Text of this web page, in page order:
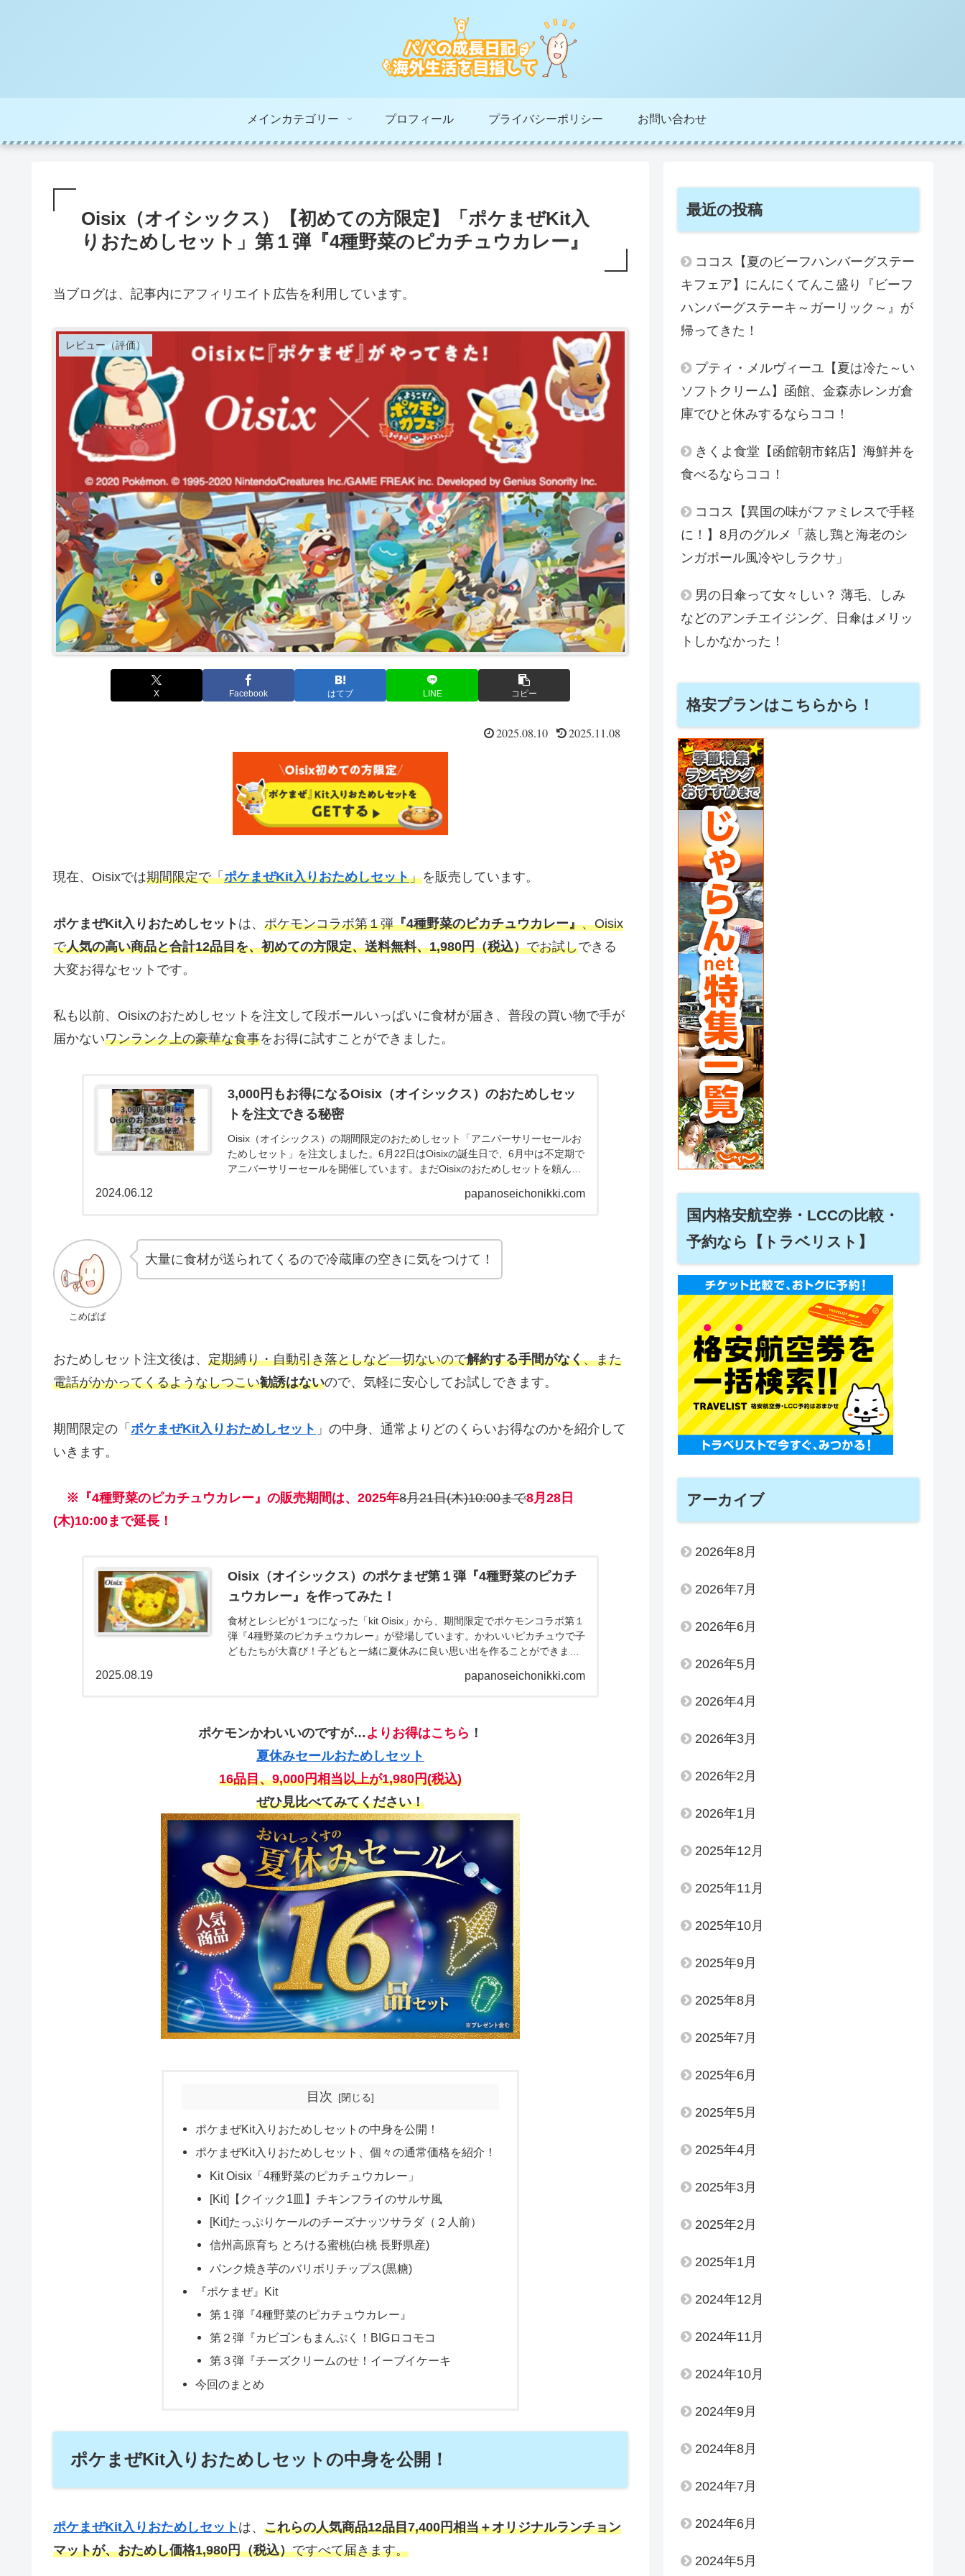
メインカテゴリー プロフィール プライバシーポリシー お問い合わせ
Oisix（オイシックス）【初めての方限定】「ポケまぜKit入
りおためしセット」第１弾『4種野菜のピカチュウカレー』
当ブログは、記事内にアフィリエイト広告を利用しています。
レビュー（評価）
X Facebook はてブ LINE コピー
2025.08.10 2025.11.08
現在、Oisixでは期間限定で「ポケまぜKit入りおためしセット」を販売しています。
ポケまぜKit入りおためしセット は、 ポケモンコラボ第１弾『4種野菜のピカチュウカレー』、Oisix
で人気の高い商品と合計12品目を、初めての方限定、送料無料、1,980円（税込）でお試しできる
大変お得なセットです。
私も以前、Oisixのおためしセットを注文して段ボールいっぱいに食材が届き、普段の買い物で手が
届かないワンランク上の豪華な食事をお得に試すことができました。
3,000円もお得になるOisix（オイシックス）のおためしセッ
トを注文できる秘密
Oisix（オイシックス）の期間限定のおためしセット「アニバーサリーセールお
ためしセット」を注文しました。6月22日はOisixの誕生日で、6月中は不定期で
アニバーサリーセールを開催しています。まだOisixのおためしセットを頼んだ
のでおすすめです。Oisixで期間限定の「アニバーサリーセールおためしセッ
papanoseichonikki.com
2024.06.12
こめぱぱ
大量に食材が送られてくるので冷蔵庫の空きに気をつけて！
おためしセット注文後は、 定期縛り・自動引き落としなど一切ないので解約する手間がなく、また
電話がかかってくるようなしつこい勧誘はないので、気軽に安心してお試しできます。
期間限定の「 ポケまぜKit入りおためしセット 」の中身、通常よりどのくらいお得なのかを紹介して
いきます。
※『4種野菜のピカチュウカレー』の販売期間は、 2025年8月21日(木)10:00まで8月28日
(木)10:00まで延長！
Oisix（オイシックス）のポケまぜ第１弾『4種野菜のピカチ
ュウカレー』を作ってみた！
食材とレシピが１つになった「kit Oisix」から、期間限定でポケモンコラボ第１
弾『4種野菜のピカチュウカレー』が登場しています。かわいいピカチュウで子
どもたちが大喜び！子どもと一緒に夏休みに良い思い出を作ることができまし
もお腹も大満足させることができたので紹介していきます。※『4種野菜のピカ
らから↓
papanoseichonikki.com
2025.08.19
ポケモンかわいいのですが… よりお得はこちら ！
夏休みセールおためしセット
16品目、9,000円相当以上が1,980円(税込)
ぜひ見比べてみてください！
目次
ポケまぜKit入りおためしセットの中身を公開！
ポケまぜKit入りおためしセット、個々の通常価格を紹介！
Kit Oisix「4種野菜のピカチュウカレー」
[Kit]【クイック1皿】チキンフライのサルサ風
[Kit]たっぷりケールのチーズナッツサラダ（２人前）
信州高原育ち とろける蜜桃(白桃 長野県産)
パンク焼き芋のバリボリチップス(黒糖)
『ポケまぜ』Kit
第１弾『4種野菜のピカチュウカレー』
第２弾『カビゴンもまんぷく！BIGロコモコ
第３弾『チーズクリームのせ！イーブイケーキ
今回のまとめ
ポケまぜKit入りおためしセットの中身を公開！
ポケまぜKit入りおためしセット は、 これらの人気商品12品目7,400円相当＋オリジナルランチョン
マットが、おためし価格1,980円（税込）ですべて届きます。
最近の投稿
ココス【夏のビーフハンバーグステー
キフェア】にんにくてんこ盛り『ビーフ
ハンバーグステーキ～ガーリック～』が
帰ってきた！
プティ・メルヴィーユ【夏は冷た～い
ソフトクリーム】函館、金森赤レンガ倉
庫でひと休みするならココ！
きくよ食堂【函館朝市銘店】海鮮丼を
食べるならココ！
ココス【異国の味がファミレスで手軽
に！】8月のグルメ「蒸し鶏と海老のシ
ンガポール風冷やしラクサ」
男の日傘って女々しい？ 薄毛、しみ
などのアンチエイジング、日傘はメリッ
トしかなかった！
格安プランはこちらから！
国内格安航空券・LCCの比較・
予約なら【トラベリスト】
アーカイブ
2026年8月
2026年7月
2026年6月
2026年5月
2026年4月
2026年3月
2026年2月
2026年1月
2025年12月
2025年11月
2025年10月
2025年9月
2025年8月
2025年7月
2025年6月
2025年5月
2025年4月
2025年3月
2025年2月
2025年1月
2024年12月
2024年11月
2024年10月
2024年9月
2024年8月
2024年7月
2024年6月
2024年5月